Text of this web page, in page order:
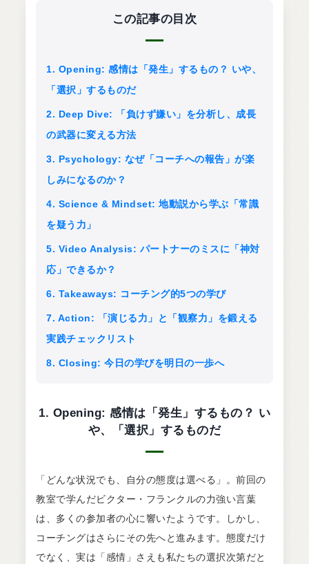
この記事の目次
1. Opening: 感情は「発生」するもの？ いや、
「選択」するものだ
2. Deep Dive: 「負けず嫌い」を分析し、成長
の武器に変える方法
3. Psychology: なぜ「コーチへの報告」が楽
しみになるのか？
4. Science & Mindset: 地動説から学ぶ「常識
を疑う力」
5. Video Analysis: パートナーのミスに「神対
応」できるか？
6. Takeaways: コーチング的5つの学び
7. Action: 「演じる力」と「観察力」を鍛える
実践チェックリスト
8. Closing: 今日の学びを明日の一歩へ
1. Opening: 感情は「発生」するもの？ い
や、「選択」するものだ
「どんな状況でも、自分の態度は選べる」。前回の
教室で学んだビクター・フランクルの力強い言葉
は、多くの参加者の心に響いたようです。しかし、
コーチングはさらにその先へと進みます。態度だけ
でなく、実は「感情」さえも私たちの選択次第だと